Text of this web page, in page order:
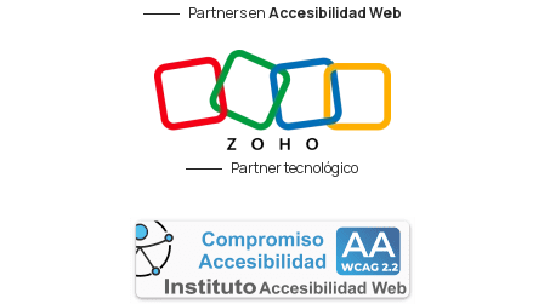
Partners enAccesibilidad Web
Partner tecnológico